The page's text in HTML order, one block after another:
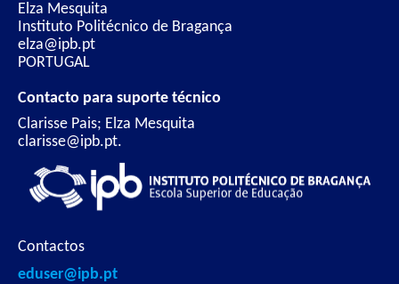
Elza Mesquita
Instituto Politécnico de Bragança
elza@ipb.pt
PORTUGAL
Contacto para suporte técnico
Clarisse Pais; Elza Mesquita
clarisse@ipb.pt.
Contactos
eduser@ipb.pt